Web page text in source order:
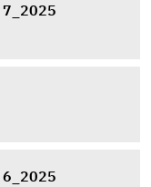
7_2025
6_2025